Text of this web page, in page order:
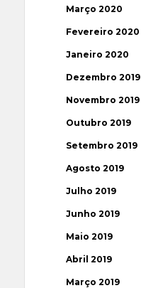
Março 2020
Fevereiro 2020
Janeiro 2020
Dezembro 2019
Novembro 2019
Outubro 2019
Setembro 2019
Agosto 2019
Julho 2019
Junho 2019
Maio 2019
Abril 2019
Março 2019